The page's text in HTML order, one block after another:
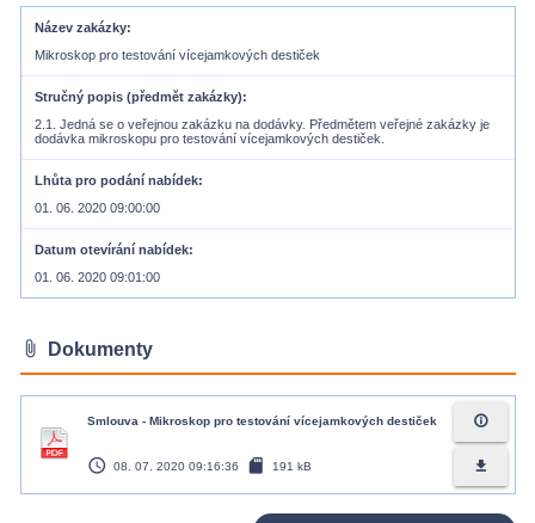
Název zakázky
Mikroskop pro testování vícejamkových destiček
Stručný popis (předmět zakázky)
2.1. Jedná se o veřejnou zakázku na dodávky. Předmětem veřejné zakázky je
dodávka mikroskopu pro testování vícejamkových destiček.
Lhůta pro podání nabídek
01. 06. 2020 09:00:00
Datum otevírání nabídek
01. 06. 2020 09:01:00
attach_file Dokumenty
Smlouva - Mikroskop pro testování vícejamkových destiček
access_time 08. 07. 2020 09:16:36 sd_card 191 kB
info_outline
file_download